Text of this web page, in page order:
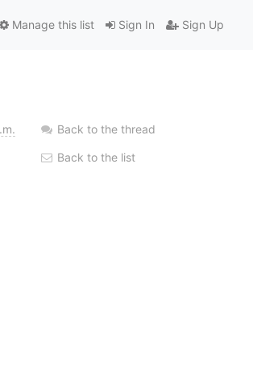
Sign In Sign Up
Manage this list
Back to the thread
Back to the list